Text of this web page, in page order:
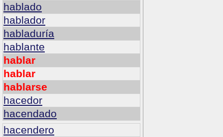
hablado
hablador
habladuría
hablante
hablar
hablar
hablarse
hacedor
hacendado
hacendero